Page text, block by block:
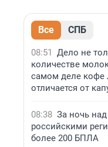
Все СПБ
08:51 Дело не
количестве
самом деле кофе
отличается от
08:38 За ночь над
российскими
более 200 БПЛА